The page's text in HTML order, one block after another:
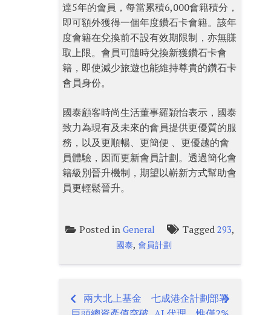
達5年的會員，每當累積6,000會籍積分，
即可額外獲得一個年度鑽石卡會籍。該年
度會籍在兌換前不設有效期限制，亦無賺
取上限。會員可隨時兌換新獲鑽石卡會
籍，即使減少旅遊也能維持尊貴的鑽石卡
會員身份。
國泰顧客時尚生活董事羅穎怡表示，國泰
致力為現有及未來的會員提供更優質的服
務，以及更順暢、更簡便 、更優越的會
員體驗，因而更新會員計劃。透過簡化會
籍級別晉升機制，期望以嶄新方式幫助會
員更輕鬆晉升。
Posted inGeneral Tagged293,
國泰,會員計劃
Post
兩大北上基金
七成港企計劃部署